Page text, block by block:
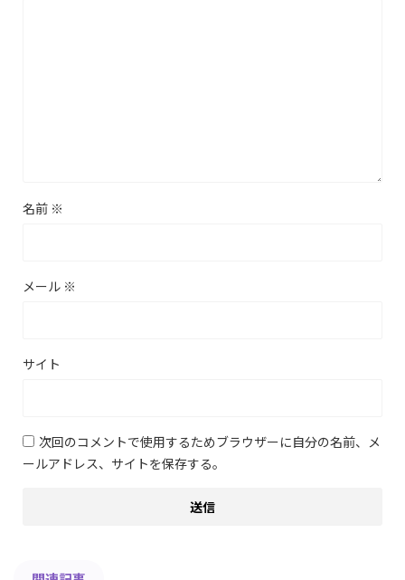
名前 ※
メール ※
サイト
次回のコメントで使用するためブラウザーに自分の名前、メ
ールアドレス、サイトを保存する。